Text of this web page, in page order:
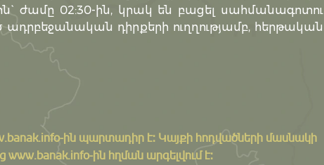
ժամը 02:30-ին, կրակ են բացել սահմանագոտու
դիրքերի ուղղությամբ, հերթական
-ին պարտադիր է: Կայքի հոդվածների մասնակի
ին հղման արգելվում է: